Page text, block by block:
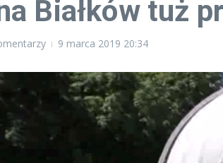
Białków tuż
9 marca 2019 20:34